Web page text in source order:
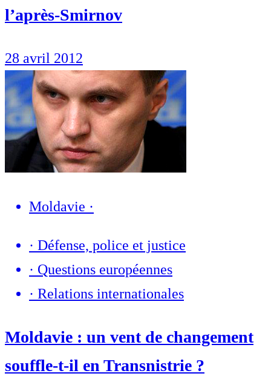
l’après-Smirnov
28 avril 2012
Moldavie ·
· Défense, police et justice
· Questions européennes
· Relations internationales
Moldavie : un vent de changement
souffle-t-il en Transnistrie ?